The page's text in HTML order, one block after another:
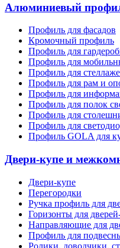
Алюминиевый
Профиль для фасадов
Кромочный профиль
Профиль для
Профиль для
Профиль для
Профиль для рам и
Профиль для
Профиль для полок
Профиль для
Профиль для
Профиль GOLA для
Двери-купе и
Двери-купе
Перегородки
Ручка профиль для
Горизонты для
Направляющие для
Профиль для
Ролики, доводчики,